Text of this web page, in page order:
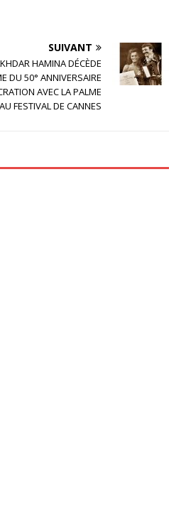
SUIVANT
HAMINA DÉCÈDE
DU 50° ANNIVERSAIRE
AVEC LA PALME
FESTIVAL DE CANNES